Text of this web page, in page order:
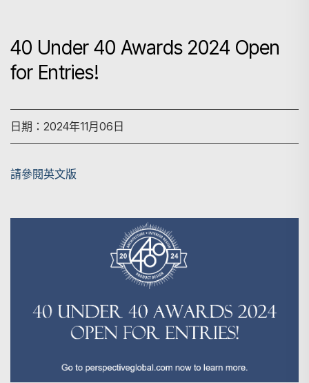
40 Under 40 Awards 2024 Open
for Entries!
日期：2024年11月06日
請參閱英文版